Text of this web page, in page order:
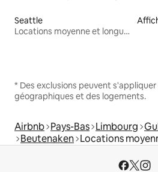
Seattle
Locations moyenne et longue durée
* Des exclusions peuvent
géographiques et des logements.
Airbnb Pays-Bas Limbourg
Beutenaken Locations